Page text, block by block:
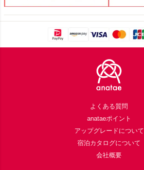
よくある質問
anataeポイント
アップグレードについて
宿泊カタログについて
会社概要